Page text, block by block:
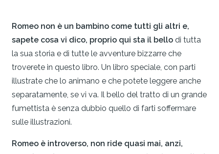
Romeo non è un bambino come tutti gli altri e,
sapete cosa vi dico, proprio qui sta il bello di tutta
la sua storia e di tutte le avventure bizzarre che
troverete in questo libro. Un libro speciale, con parti
illustrate che lo animano e che potete leggere anche
separatamente, se vi va. Il bello del tratto di un grande
fumettista è senza dubbio quello di farti soffermare
sulle illustrazioni.
Romeo è introverso, non ride quasi mai, anzi,